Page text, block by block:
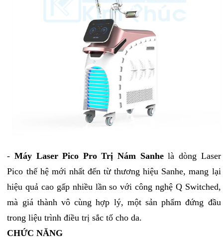
-Máy Laser Pico Pro Trị Nám Sanhelà dòng Laser
Pico thế hệ mới nhất đến từ thương hiệu Sanhe, mang lại
hiệu quả cao gấp nhiều lần so với công nghệ Q Switched,
mà giá thành vô cùng hợp lý, một sản phẩm đứng đầu
trong liệu trình điều trị sắc tố cho da.
CHỨC NĂNG